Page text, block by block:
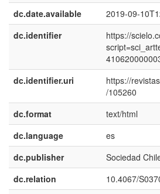
dc.date.available
2019-09-
dc.identifier
https://
dc.identifier.uri
https://
/105260
dc.format
text/html
dc.language
es
dc.publisher
Sociedad
dc.relation
10.4067/